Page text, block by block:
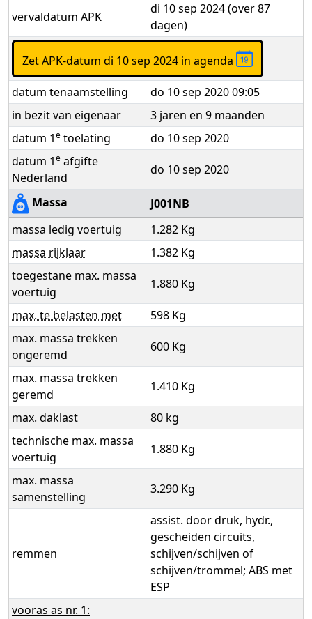
vervaldatum APK
di 10 sep 2024 (over 87
dagen)
Zet APK-datum di 10 sep 2024 in agenda
datum tenaamstelling
do 10 sep 2020 09:05
in bezit van eigenaar
3 jaren en 9 maanden
datum 1e toelating
do 10 sep 2020
datum 1e afgifte
Nederland
do 10 sep 2020
Massa
J001NB
massa ledig voertuig
1.282 Kg
massa rijklaar
1.382 Kg
toegestane max. massa
voertuig
1.880 Kg
max. te belasten met
598 Kg
max. massa trekken
ongeremd
600 Kg
max. massa trekken
geremd
1.410 Kg
max. daklast
80 kg
technische max. massa
voertuig
1.880 Kg
max. massa
samenstelling
3.290 Kg
remmen
assist. door druk, hydr.,
gescheiden circuits,
schijven/schijven of
schijven/trommel; ABS met
ESP
vooras as nr. 1: